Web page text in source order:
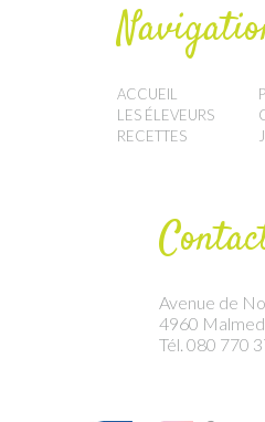
ACCUEIL
LES ÉLEVEURS
RECETTES
Avenue de
4960
Tél. 080 770